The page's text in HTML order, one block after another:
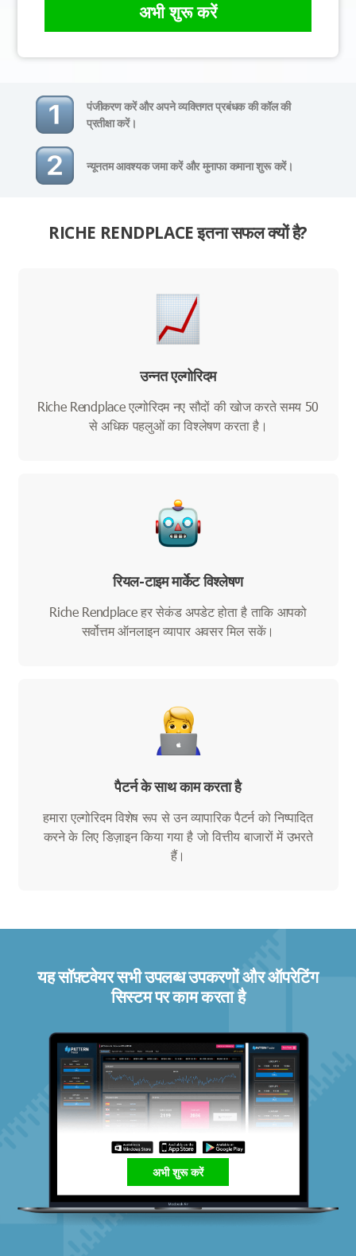
अभी शुरू करें
पंजीकरण करें और अपने व्यक्तिगत प्रबंधक की कॉल की
प्रतीक्षा करें।
न्यूनतम आवश्यक जमा करें और मुनाफा कमाना शुरू करें।
RICHE RENDPLACE इतना सफल क्यों है?
उन्नत एल्गोरिदम
Riche Rendplace एल्गोरिदम नए सौदों की खोज करते समय 50
से अधिक पहलुओं का विश्लेषण करता है।
रियल-टाइम मार्केट विश्लेषण
Riche Rendplace हर सेकंड अपडेट होता है ताकि आपको
सर्वोत्तम ऑनलाइन व्यापार अवसर मिल सकें।
पैटर्न के साथ काम करता है
हमारा एल्गोरिदम विशेष रूप से उन व्यापारिक पैटर्न को निष्पादित
करने के लिए डिज़ाइन किया गया है जो वित्तीय बाजारों में उभरते
हैं।
यह सॉफ़्टवेयर सभी उपलब्ध उपकरणों और ऑपरेटिंग
सिस्टम पर काम करता है
अभी शुरू करें